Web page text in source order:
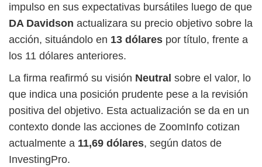
impulso en sus expectativas bursátiles luego de que
DA Davidson actualizara su precio objetivo sobre la
acción, situándolo en 13 dólares por título, frente a
los 11 dólares anteriores.
La firma reafirmó su visión Neutral sobre el valor, lo
que indica una posición prudente pese a la revisión
positiva del objetivo. Esta actualización se da en un
contexto donde las acciones de ZoomInfo cotizan
actualmente a 11,69 dólares, según datos de
InvestingPro.